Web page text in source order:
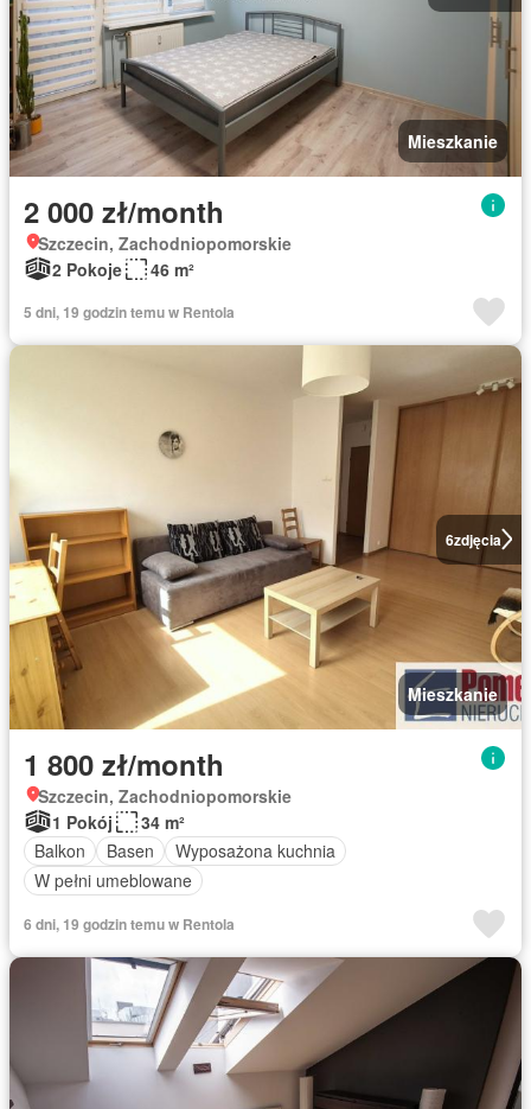
Mieszkanie
2 000 zł/month
Szczecin, Zachodniopomorskie
2 Pokoje
46 m²
5 dni, 19 godzin temu w Rentola
6zdjęcia
Mieszkanie
1 800 zł/month
Szczecin, Zachodniopomorskie
1 Pokój
34 m²
Balkon
Basen
Wyposażona kuchnia
W pełni umeblowane
6 dni, 19 godzin temu w Rentola